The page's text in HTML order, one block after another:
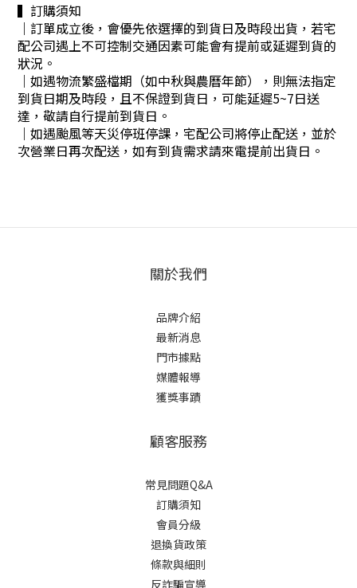
▍訂購須知
｜訂單成立後，會優先依選擇的到貨日及時段出貨，若宅
配公司遇上不可控制交通因素可能會有提前或延遲到貨的
狀況。
｜ 如遇物流繁盛檔期（如中秋與農曆年節），則無法指定
到貨日期及時段，且不保證到貨日，可能延遲5~7日送
達，敬請自行提前到貨日。
｜ 如遇颱風等天災停班停課，宅配公司將停止配送，並於
次營業日再次配送，如有到貨需求請來電提前出貨日。
關於我們
品牌介紹
最新消息
門市據點
媒體報導
獲獎事蹟
顧客服務
常見問題Q&A
訂購須知
會員分級
退換貨政策
條款與細則
反詐騙宣導